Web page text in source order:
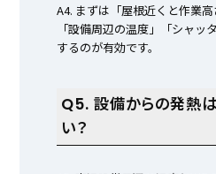
A4. まずは「屋根近くと作業高
「設備周辺の温度」「シャッ
するのが有効です。
Q5. 設備からの発熱
い？